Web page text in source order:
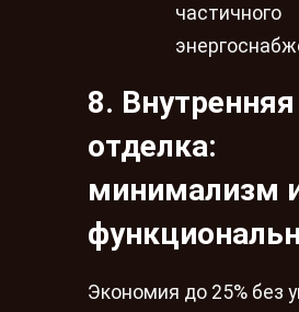
частичного
8. Внутренняя
отделка:
минимализм
Экономия до 25% без